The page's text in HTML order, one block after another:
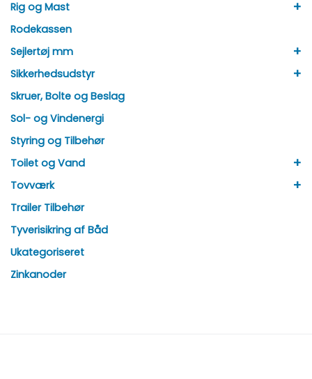
Rig og Mast
+
Rodekassen
Sejlertøj mm
+
Sikkerhedsudstyr +
Skruer, Bolte og Beslag
Sol- og Vindenergi
Styring og Tilbehør
Toilet og Vand
+
Tovværk +
Trailer Tilbehør
Tyverisikring af Båd
Ukategoriseret
Zinkanoder